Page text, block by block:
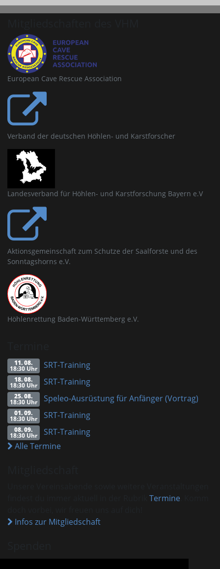
European Cave Rescue Association
Verband der deutschen Höhlen- und Karstforscher
Landesverband für Höhlen- und Karstforschung Bayern e.V
Aktionsgemeinschaft zum Schutze der Saalforste und des
Sonntagshorns e.V.
Höhlenrettung Baden-Württemberg e.V.
11. 08.
18:30 Uhr SRT-Training
18. 08.
18:30 Uhr SRT-Training
25. 08.
18:30 Uhr Speleo-Ausrüstung für Anfänger (Vortrag)
01. 09.
18:30 Uhr SRT-Training
08. 09.
18:30 Uhr
SRT-Training
Alle Termine
Termine
Infos zur Mitgliedschaft
VHM ist als gemeinnützig anerkannt.